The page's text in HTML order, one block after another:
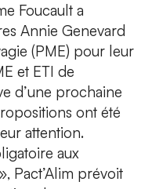
Foucault a
Annie Genevard
(PME) pour leur
et ETI de
d’une prochaine
ont été
attention.
aux
Pact’Alim prévoit